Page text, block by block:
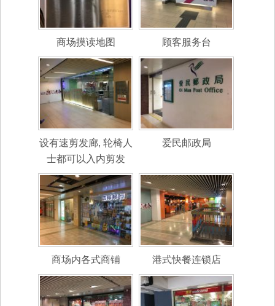
商场摸读地图 顾客服务台
设有速剪发廊, 轮椅人
士都可以入内剪发
爱民邮政局
商场内各式商铺 港式快餐连锁店